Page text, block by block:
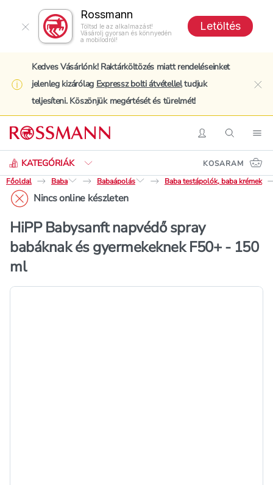
Rossmann
Töltsd le az alkalmazást!
Vásárolj gyorsan és könnyedén
a mobilodról!
Letöltés
Kedves Vásárlónk! Raktárköltözés miatt rendeléseinket
jelenleg kizárólag Expressz bolti átvételleltudjuk
teljesíteni. Köszönjük megértését és türelmét!
BelépésKeresés
KATEGÓRIÁK
Keresés
KOSARAM
Főoldal
Baba Babaápolás Baba testápolók, baba krémek
Nincs online készleten
HiPP Babysanft napvédő spray
babáknak és gyermekeknek F50+ - 150
ml